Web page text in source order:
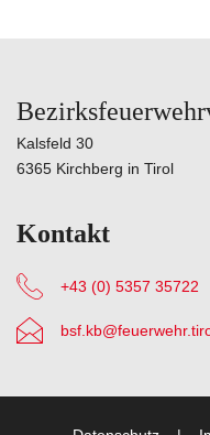
Kalsfeld 30
6365 Kirchberg in Tirol
Kontakt
+43 (0) 5357 35722